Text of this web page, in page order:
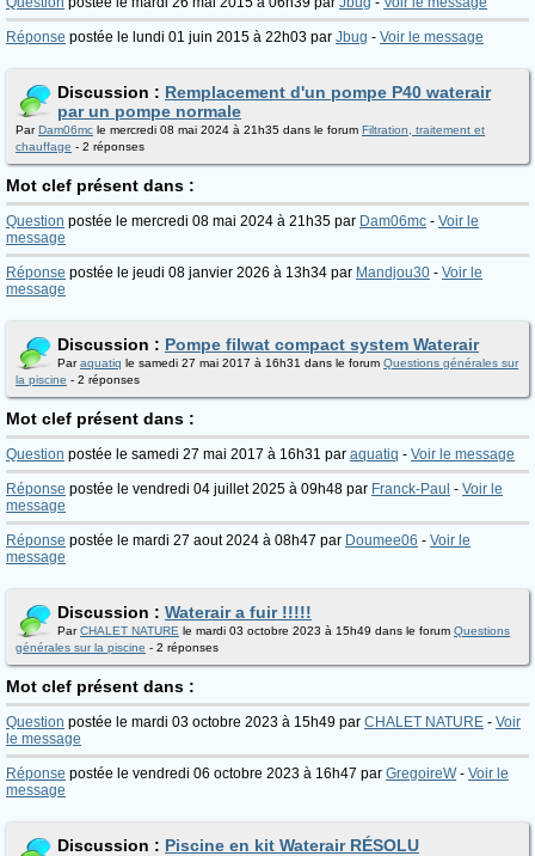
Réponse postée le lundi 01 juin 2015 à 22h03 par Jbug - Voir le message
Discussion : Remplacement d'un pompe P40 waterair
par un pompe normale
ParDam06mc le mercredi 08 mai 2024 à 21h35 dans le forum Filtration, traitement et
chauffage - 2 réponses
Mot clef présent dans :
Question postée le mercredi 08 mai 2024 à 21h35 par Dam06mc - Voir le
message
Réponse postée le jeudi 08 janvier 2026 à 13h34 par Mandjou30 - Voir le
message
Discussion : Pompe filwat compact system Waterair
Paraquatiq le samedi 27 mai 2017 à 16h31 dans le forum Questions générales sur
la piscine - 2 réponses
Mot clef présent dans :
Question postée le samedi 27 mai 2017 à 16h31 par aquatiq - Voir le message
Réponse postée le vendredi 04 juillet 2025 à 09h48 par Franck-Paul - Voir le
message
Réponse postée le mardi 27 aout 2024 à 08h47 par Doumee06 - Voir le
message
Discussion : Waterair a fuir !!!!!
ParCHALET NATURE le mardi 03 octobre 2023 à 15h49 dans le forum Questions
générales sur la piscine - 2 réponses
Mot clef présent dans :
Question postée le mardi 03 octobre 2023 à 15h49 par CHALET NATURE - Voir
le message
Réponse postée le vendredi 06 octobre 2023 à 16h47 par GregoireW- Voir le
message
Discussion : Piscine en kit Waterair RÉSOLU